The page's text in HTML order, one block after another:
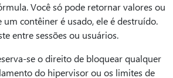
Você só pode retornar valores ou
um contêiner é usado, ele é destruído.
entre sessões ou usuários.
se o direito de bloquear qualquer
do hipervisor ou os limites de